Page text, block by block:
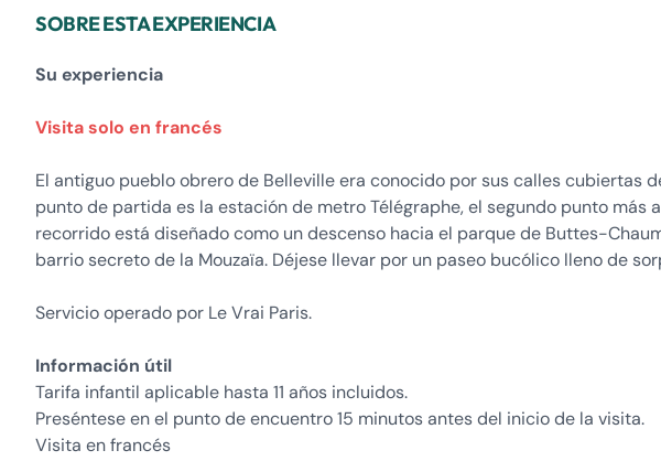
SOBRE ESTA EXPERIENCIA
Su experiencia
Visita solo en francés
El antiguo pueblo obrero de Belleville era conocido por sus calles cubiertas
punto de partida es la estación de metro Télégraphe, el segundo punto más
recorrido está diseñado como un descenso hacia el parque de Buttes-
barrio secreto de la Mouzaïa. Déjese llevar por un paseo bucólico lleno de
Servicio operado por Le Vrai Paris.
Información útil
Tarifa infantil aplicable hasta 11 años incluidos.
Preséntese en el punto de encuentro 15 minutos antes del inicio de la visita.
Visita en francés